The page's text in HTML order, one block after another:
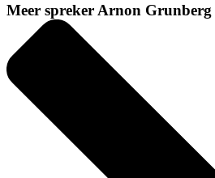
Meer spreker Arnon Grunberg